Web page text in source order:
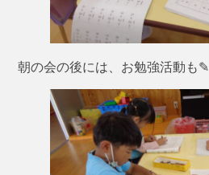
朝の会の後には、お勉強活動も✎